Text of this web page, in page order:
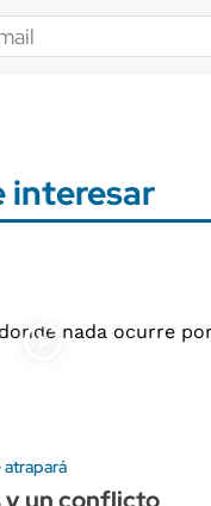
interesar
atrapará
y un conflicto